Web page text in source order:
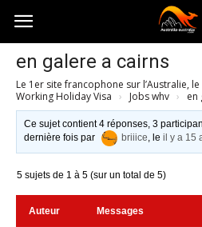
Australia-
australie.com
en galere a cairns
Le 1er site francophone sur l’Australie,
Working Holiday Visa › Jobs whv › en
Ce sujet contient 4 réponses, 3
dernière fois par
briiice, leil y a 15
5 sujets de 1 à 5 (sur un total de 5)
Auteur Messages